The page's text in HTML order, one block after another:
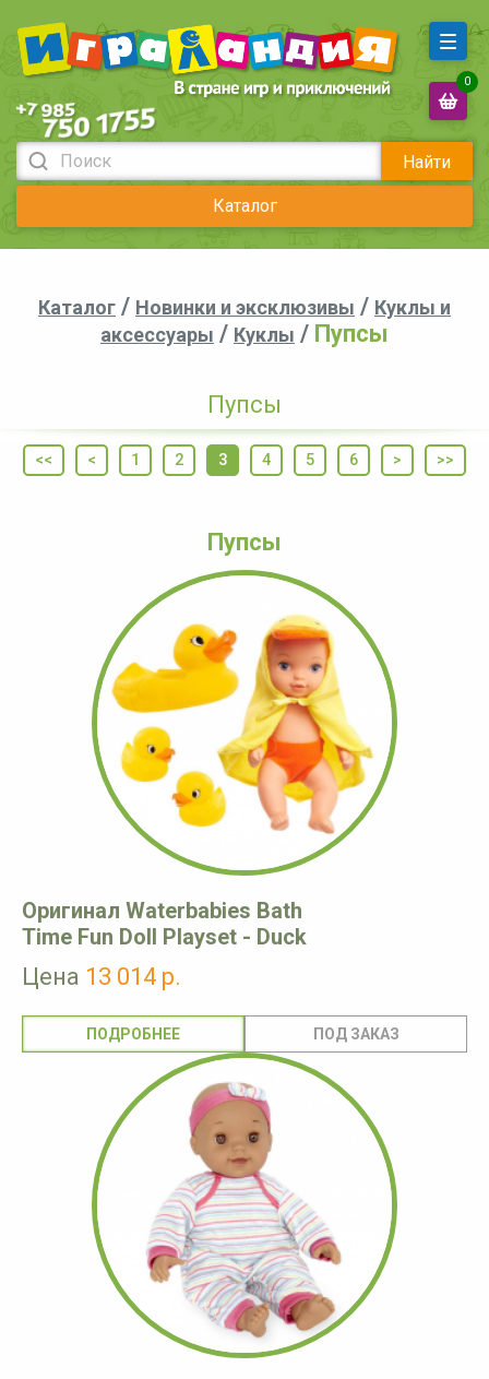
Найти
Каталог
0
Каталог / Новинки и эксклюзивы / Куклы и
аксессуары / Куклы / Пупсы
Пупсы
<< < 1 2 3 4 5 6 > >>
Пупсы
Оригинал Waterbabies Bath
Time Fun Doll Playset - Duck
Цена 13 014 р.
ПОДРОБНЕЕ